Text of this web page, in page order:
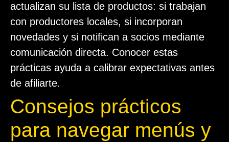
actualizan su lista de productos: si trabajan
con productores locales, si incorporan
novedades y si notifican a socios mediante
comunicación directa. Conocer estas
prácticas ayuda a calibrar expectativas antes
de afiliarte.
Consejos prácticos
para navegar menús y